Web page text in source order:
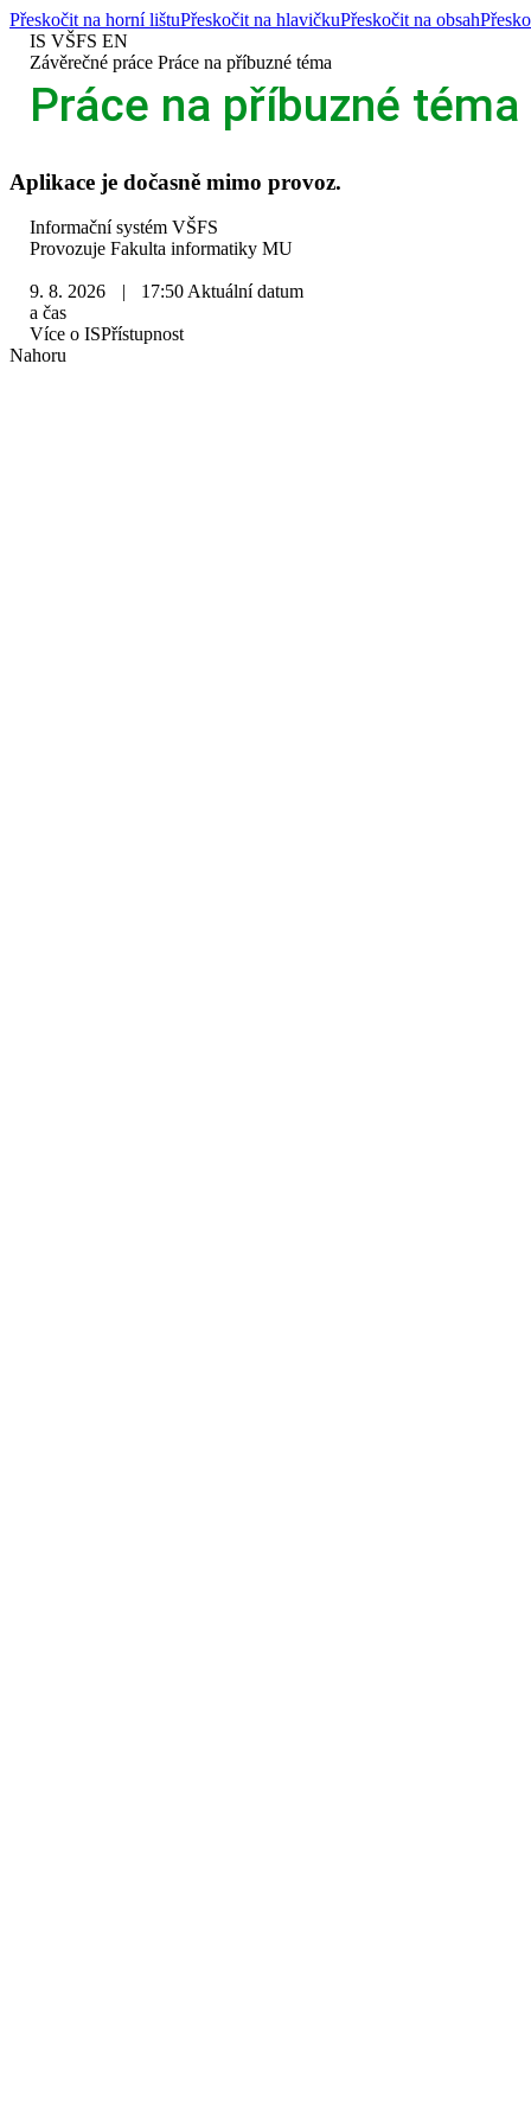
Přeskočit na horní lištuPřeskočit na hlavičkuPřeskočit na obsah
IS VŠFS EN
>
Závěrečné práce >
Práce na příbuzné téma
Práce na příbuzné téma
Aplikace je dočasně mimo provoz.
IS
VŠFS
Informační systém VŠFS
ProvozujeFakulta informatiky MU
9. 8. 2026 | 17:50Aktuální datum
a čas
Více o ISPřístupnost
Nahoru